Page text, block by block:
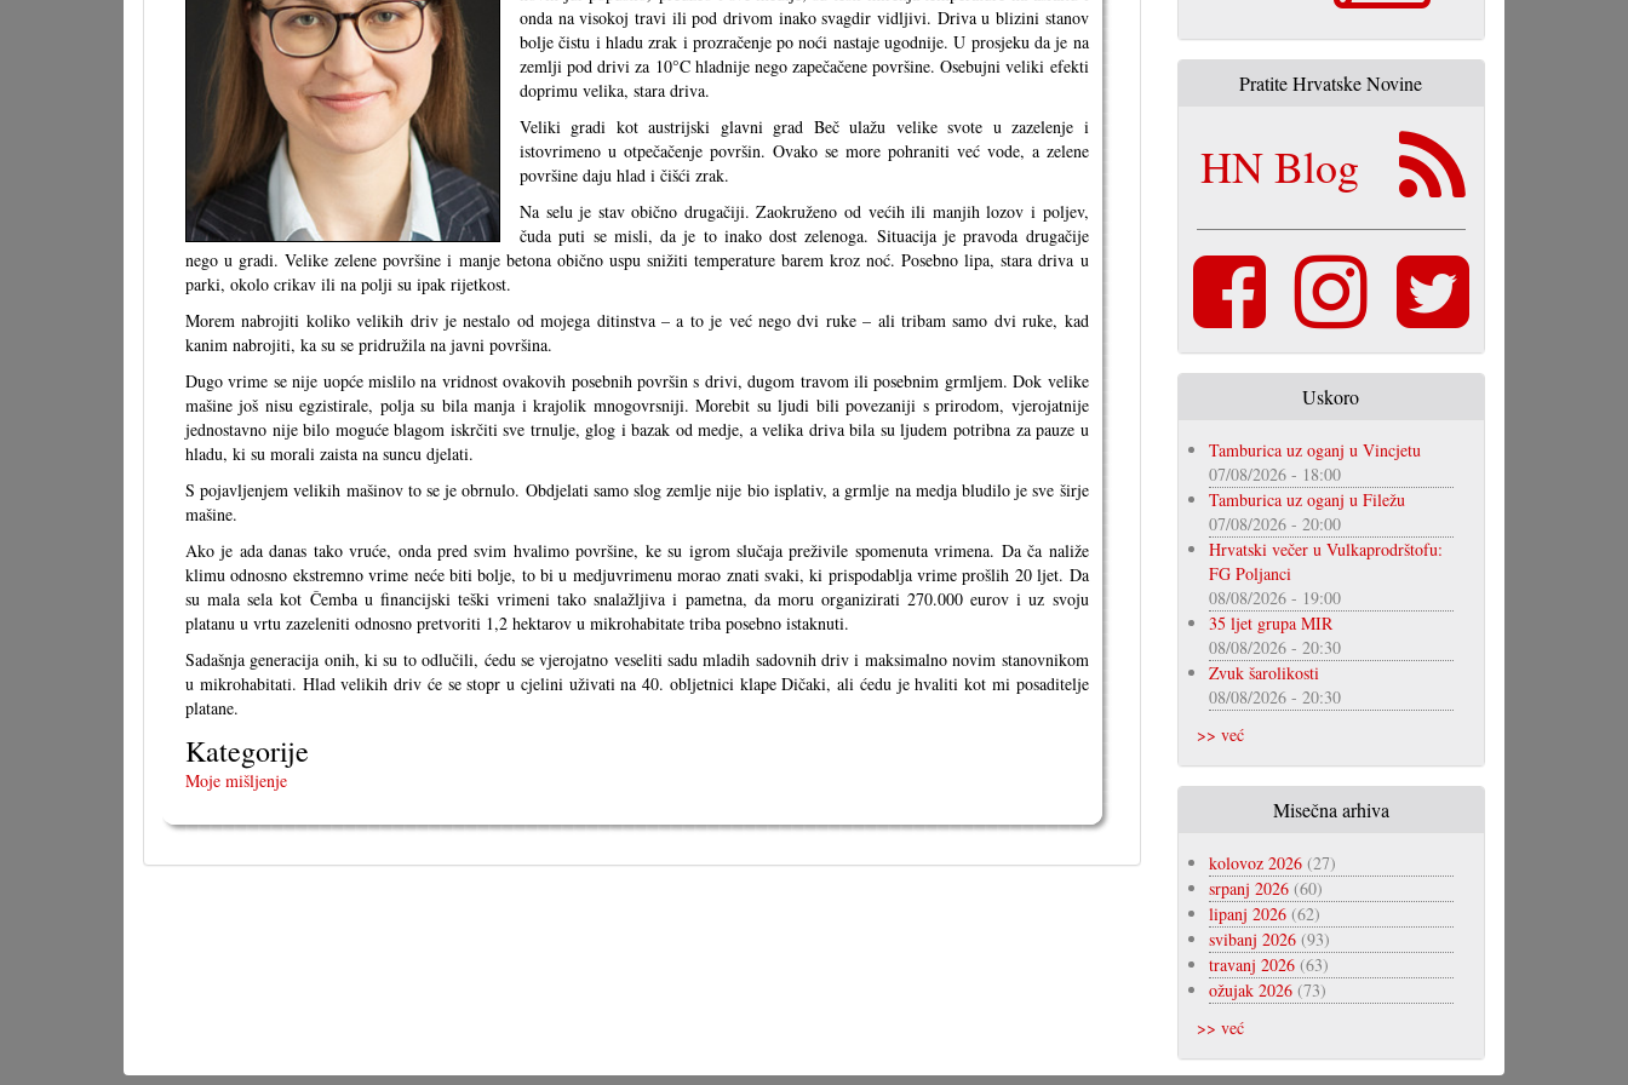
onda na visokoj travi ili pod drivom inako svagdir vidljivi. Driva u blizini stanov
bolje čistu i hladu zrak i prozračenje po noći nastaje ugodnije. U prosjeku da je na
zemlji pod drivi za 10°C hladnije nego zapečačene površine. Osebujni veliki efekti
doprimu velika, stara driva.
Veliki gradi kot austrijski glavni grad Beč ulažu velike svote u zazelenje i
istovrimeno u otpečačenje površin. Ovako se more pohraniti već vode, a zelene
površine daju hlad i čišći zrak.
Na selu je stav obično drugačiji. Zaokruženo od većih ili manjih lozov i poljev,
čuda puti se misli, da je to inako dost zelenoga. Situacija je pravoda drugačije
nego u gradi. Velike zelene površine i manje betona obično uspu snižiti temperature barem kroz noć. Posebno lipa, stara driva u
parki, okolo crikav ili na polji su ipak rijetkost.
Morem nabrojiti koliko velikih driv je nestalo od mojega ditinstva – a to je već nego dvi ruke – ali tribam samo dvi ruke, kad
kanim nabrojiti, ka su se pridružila na javni površina.
Dugo vrime se nije uopće mislilo na vridnost ovakovih posebnih površin s drivi, dugom travom ili posebnim grmljem. Dok velike
mašine još nisu egzistirale, polja su bila manja i krajolik mnogovrsniji. Morebit su ljudi bili povezaniji s prirodom, vjerojatnije
jednostavno nije bilo moguće blagom iskrčiti sve trnulje, glog i bazak od medje, a velika driva bila su ljudem potribna za pauze u
hladu, ki su morali zaista na suncu djelati.
S pojavljenjem velikih mašinov to se je obrnulo. Obdjelati samo slog zemlje nije bio isplativ, a grmlje na medja bludilo je sve širje
mašine.
Ako je ada danas tako vruće, onda pred svim hvalimo površine, ke su igrom slučaja preživile spomenuta vrimena. Da ča naliže
klimu odnosno ekstremno vrime neće biti bolje, to bi u medjuvrimenu morao znati svaki, ki prispodablja vrime prošlih 20 ljet. Da
su mala sela kot Čemba u financijski teški vrimeni tako snalažljiva i pametna, da moru organizirati 270.000 eurov i uz svoju
platanu u vrtu zazeleniti odnosno pretvoriti 1,2 hektarov u mikrohabitate triba posebno istaknuti.
Sadašnja generacija onih, ki su to odlučili, ćedu se vjerojatno veseliti sadu mladih sadovnih driv i maksimalno novim stanovnikom
u mikrohabitati. Hlad velikih driv će se stopr u cjelini uživati na 40. obljetnici klape Dičaki, ali ćedu je hvaliti kot mi posaditelje
platane.
Kategorije
Moje mišljenje
Pratite Hrvatske Novine
HN Blog
Uskoro
Tamburica uz oganj u Vincjetu
07/08/2026 - 18:00
Tamburica uz oganj u Filežu
07/08/2026 - 20:00
Hrvatski večer u Vulkaprodrštofu:
FG Poljanci
08/08/2026 - 19:00
35 ljet grupa MIR
08/08/2026 - 20:30
Zvuk šarolikosti
08/08/2026 - 20:30
>> već
Misečna arhiva
kolovoz 2026(27)
srpanj 2026(60)
lipanj 2026(62)
svibanj 2026(93)
travanj 2026(63)
ožujak 2026(73)
>> već